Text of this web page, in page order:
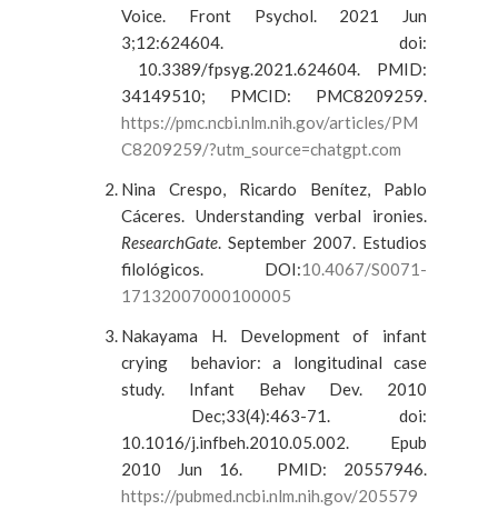
Voice. Front Psychol. 2021 Jun
3;12:624604. doi:
10.3389/fpsyg.2021.624604. PMID:
34149510; PMCID: PMC8209259.
https://pmc.ncbi.nlm.nih.gov/articles/PM
C8209259/?utm_source=chatgpt.com
Nina Crespo, Ricardo Benítez, Pablo
Cáceres. Understanding verbal ironies.
ResearchGate . September 2007. Estudios
filológicos. DOI:10.4067/S0071-
17132007000100005
Nakayama H. Development of infant
crying behavior: a longitudinal case
study. Infant Behav Dev. 2010
Dec;33(4):463-71. doi:
10.1016/j.infbeh.2010.05.002. Epub
2010 Jun 16. PMID: 20557946.
https://pubmed.ncbi.nlm.nih.gov/205579